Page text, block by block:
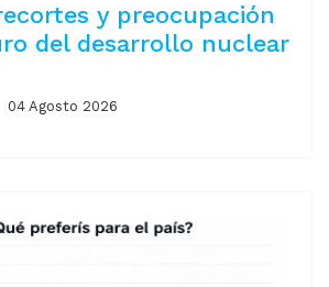
y preocupación
del desarrollo nuclear
04 Agosto 2026